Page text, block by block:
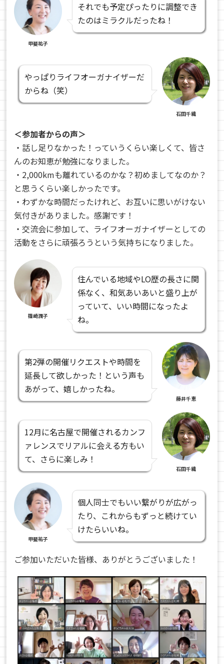
甲斐祐子
それでも予定ぴったりに調整でき
たのはミラクルだったね！
やっぱりライフオーガナイザーだ
からね（笑）
石田千織
＜参加者からの声＞
・話し足りなかった！っていうくらい楽しくて、皆さ
んのお知恵が勉強になりました。
・2,000kmも離れているのかな？初めましてなのか？
と思うくらい楽しかったです。
・わずかな時間だったけれど、お互いに思いがけない
気付きがありました。感謝です！
・交流会に参加して、ライフオーガナイザーとしての
活動をさらに頑張ろうという気持ちになりました。
篠崎潤子
住んでいる地域やLO歴の長さに関
係なく、和気あいあいと盛り上が
っていて、いい時間になったよ
ね。
第2弾の開催リクエストや時間を
延長して欲しかった！という声も
あがって、嬉しかったね。
藤井千恵
12月に名古屋で開催されるカンフ
ァレンスでリアルに会える方もい
て、さらに楽しみ！
石田千織
甲斐祐子
個人同士でもいい繋がりが広がっ
たり、これからもずっと続けてい
けたらいいね。
ご参加いただいた皆様、ありがとうございました！